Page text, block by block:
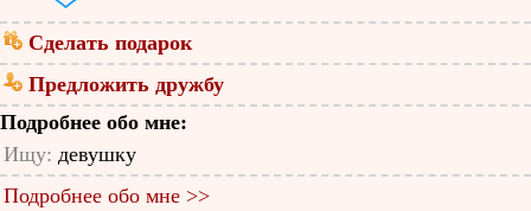
Сделать подарок
Предложить дружбу
Подробнее обо мне:
Ищу: девушку
Подробнее обо мне >>